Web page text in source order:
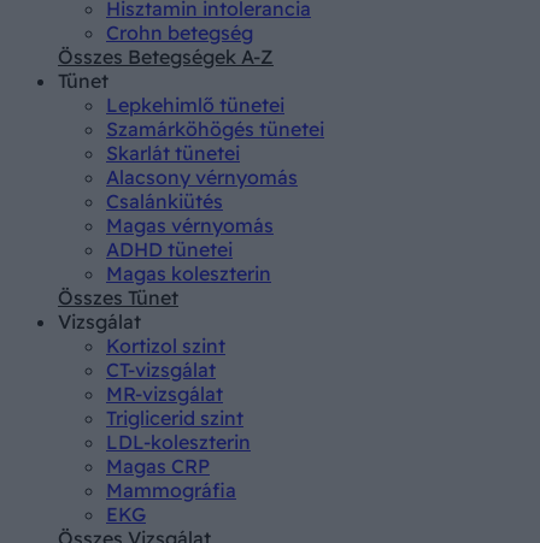
Hisztamin intolerancia
Crohn betegség
Összes Betegségek A-Z
Tünet
Lepkehimlő tünetei
Szamárköhögés tünetei
Skarlát tünetei
Alacsony vérnyomás
Csalánkiütés
Magas vérnyomás
ADHD tünetei
Magas koleszterin
Összes Tünet
Vizsgálat
Kortizol szint
CT-vizsgálat
MR-vizsgálat
Triglicerid szint
LDL-koleszterin
Magas CRP
Mammográfia
EKG
Összes Vizsgálat